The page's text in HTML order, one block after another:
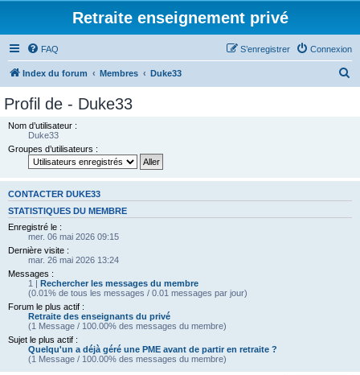
Retraite enseignement privé
FAQ Connexion
S’enregistrer
Index du forum Membres Duke33
Profil de - Duke33
Nom d’utilisateur :
Duke33
Groupes d’utilisateurs :
CONTACTER DUKE33
STATISTIQUES DU MEMBRE
Enregistré le :
mer. 06 mai 2026 09:15
Dernière visite :
mar. 26 mai 2026 13:24
Messages :
1 | Rechercher les messages du membre
(0.01% de tous les messages / 0.01 messages par jour)
Forum le plus actif :
Retraite des enseignants du privé
(1 Message / 100.00% des messages du membre)
Sujet le plus actif :
Quelqu'un a déjà géré une PME avant de partir en retraite ?
(1 Message / 100.00% des messages du membre)